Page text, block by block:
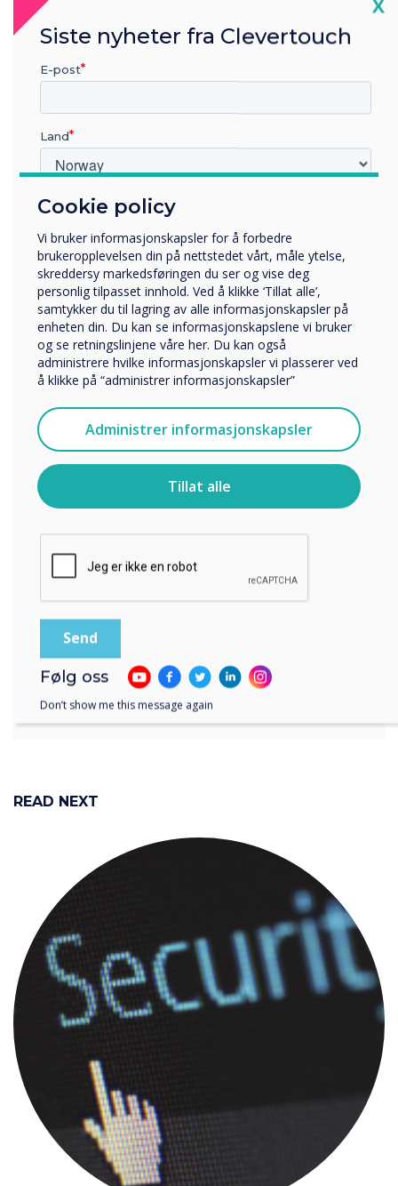
</s> </s> </s> </s> </s> </s> </s> </s> </s> </s>
</s> </s>
READ NEXT
“
Miljøet betyr noe for
tusenårene og Gen Z, som
vil være fremtidens
arbeidsstyrke. “
Cookie policy
Vi bruker informasjonskapsler for å forbedre
brukeropplevelsen din på nettstedet vårt, måle ytelse,
skreddersy markedsføringen du ser og vise deg
personlig tilpasset innhold. Ved å klikke ‘Tillat alle’,
samtykker du til lagring av alle informasjonskapsler på
enheten din. Du kan se informasjonskapslene vi bruker
og se retningslinjene våre her. Du kan også
administrere hvilke informasjonskapsler vi plasserer ved
å klikke på “administrer informasjonskapsler”
Administrer informasjonskapsler
Tillat alle
X
Siste nyheter fra Clevertouch
E-post
Land
Hvilken bransje jobber du i?
Företag
Övriga
Selskapets navn
Vi vil gjerne kontakte deg angående våre produkter og
tjenester via e-post, telefon eller post.
Jeg godtar å motta kommunikasjon fra
Clevertouch.
For informasjon om hvordan vi samler inn og bruker
personopplysningene dine, se vår
personvernerklæring.
Ved å klikke på send gir du samtykke til Clevertouch til å
Følg oss
Don’t show me this message again